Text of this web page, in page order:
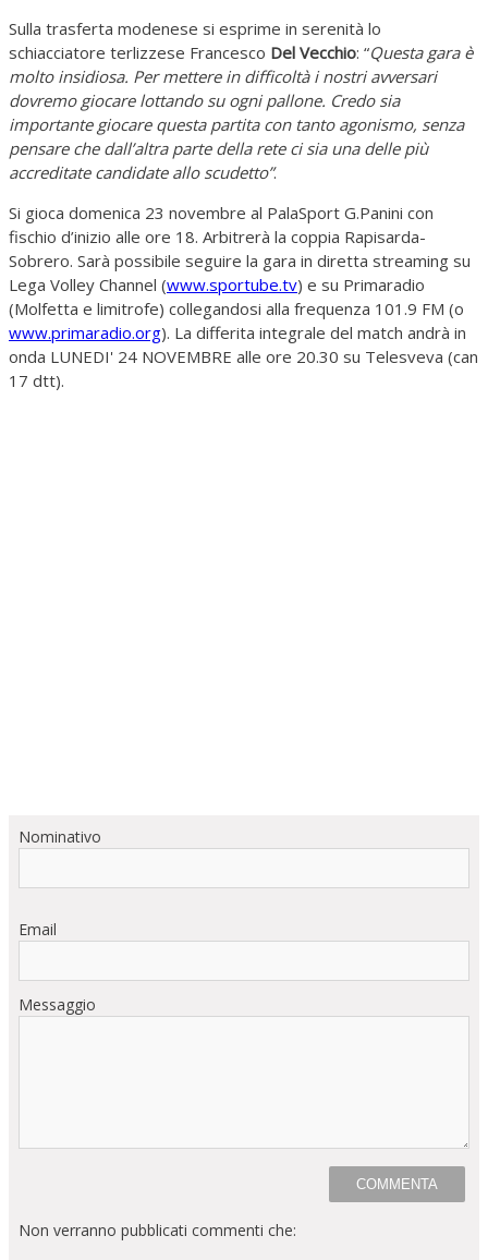
Sulla trasferta modenese si esprime in serenità lo
schiacciatore terlizzese Francesco Del Vecchio: “Questa gara è
molto insidiosa. Per mettere in difficoltà i nostri avversari
dovremo giocare lottando su ogni pallone. Credo sia
importante giocare questa partita con tanto agonismo, senza
pensare che dall’altra parte della rete ci sia una delle più
accreditate candidate allo scudetto”.
Si gioca domenica 23 novembre al PalaSport G.Panini con
fischio d’inizio alle ore 18. Arbitrerà la coppia Rapisarda-
Sobrero. Sarà possibile seguire la gara in diretta streaming su
Lega Volley Channel (www.sportube.tv) e su Primaradio
(Molfetta e limitrofe) collegandosi alla frequenza 101.9 FM (o
www.primaradio.org). La differita integrale del match andrà in
onda LUNEDI' 24 NOVEMBRE alle ore 20.30 su Telesveva (can
17 dtt).
Nominativo
Email
Messaggio
Non verranno pubblicati commenti che: